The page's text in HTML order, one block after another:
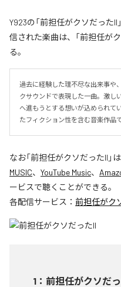
Y923の「前担任がクソだった
信された楽曲は、「前担任が
る。
過去に経験した理不尽な出来事や
クサウンドで表現した一曲。激し
へ進もうとする想いが込められて
たフィクション性を含む音楽作品で
なお「前担任がクソだったII 」は
MUSIC、 YouTube Music、
ービスで聴くことができる。
各配信サービス： 前担任がク
1 ： 前担任がクソだ